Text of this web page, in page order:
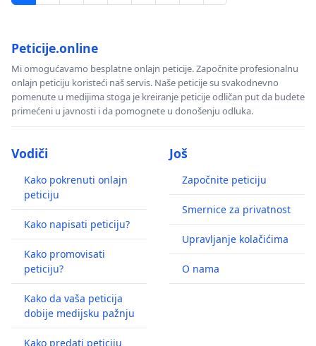
Peticije.online
Mi omogućavamo besplatne onlajn peticije. Započnite profesionalnu
onlajn peticiju koristeći naš servis. Naše peticije su svakodnevno
pomenute u medijima stoga je kreiranje peticije odličan put da budete
primećeni u javnosti i da pomognete u donošenju odluka.
Vodiči
Kako pokrenuti onlajn
peticiju
Kako napisati peticiju?
Kako promovisati
peticiju?
Kako da vaša peticija
dobije medijsku pažnju
Kako predati peticiju
Još
Započnite peticiju
Smernice za privatnost
Upravljanje kolačićima
O nama